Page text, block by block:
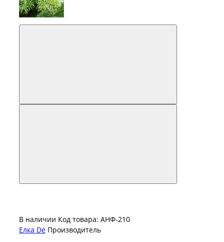
В наличии Код товара: АНФ-210
Елка De Производитель